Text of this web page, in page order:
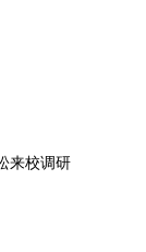
来校调研